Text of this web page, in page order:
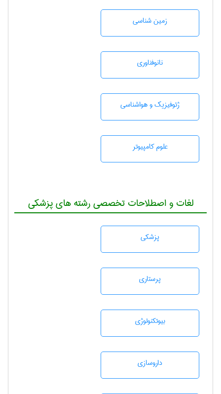
زمين شناسی
نانوفناوری
ژئوفيزيك و هواشناسی
علوم کامپیوتر
لغات و اصطلاحات تخصصی رشته های پزشکی
پزشكی
پرستاری
بيوتكنولوژی
داروسازی